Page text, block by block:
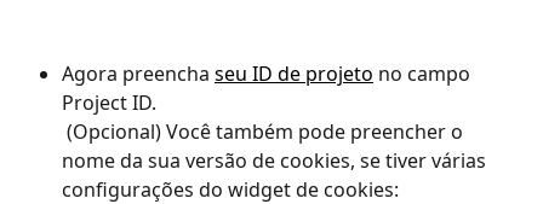
Agora preencha seu ID de projeto no campo
Project ID.
nome da sua versão de cookies, se tiver várias
configurações do widget de cookies: